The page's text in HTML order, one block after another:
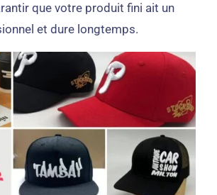
que votre produit fini ait un
et dure longtemps.